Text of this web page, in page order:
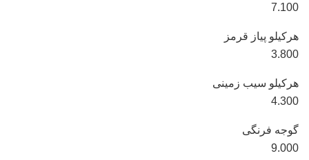
7.100
هرکیلو پیاز قرمز
3.800
هرکیلو سیب زمینی
4.300
گوجه فرنگی
9.000